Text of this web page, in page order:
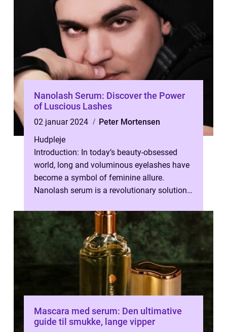
Nanolash Serum: Discover the Power
of Luscious Lashes
02 januar 2024
Peter Mortensen
Hudpleje
Introduction: In today’s beauty-obsessed
world, long and voluminous eyelashes have
become a symbol of feminine allure.
Nanolash serum is a revolutionary solution
Mascara med serum: Den ultimative
guide til smukke, lange vipper